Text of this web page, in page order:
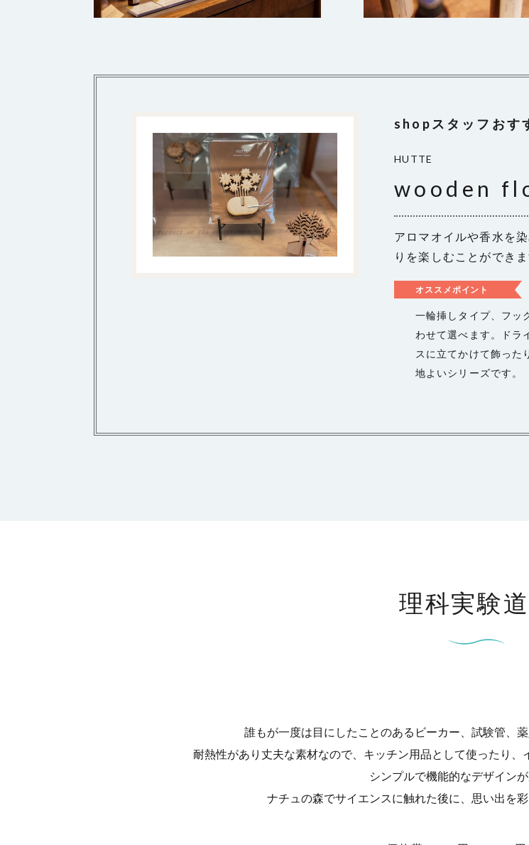
shopスタッフおす
HUTTE
wooden
アロマオイルや香水を
りを楽しむことができ
オススメポイント
一輪挿しタイプ、フッ
わせて選べます。ドラ
スに立てかけて飾った
地よいシリーズです。
理科実験
誰もが一度は目にしたことのあるビーカー、試験管、
耐熱性があり丈夫な素材なので、キッチン用品として使ったり、
シンプルで機能的なデザインが
ナチュの森でサイエンスに触れた後に、思い出を